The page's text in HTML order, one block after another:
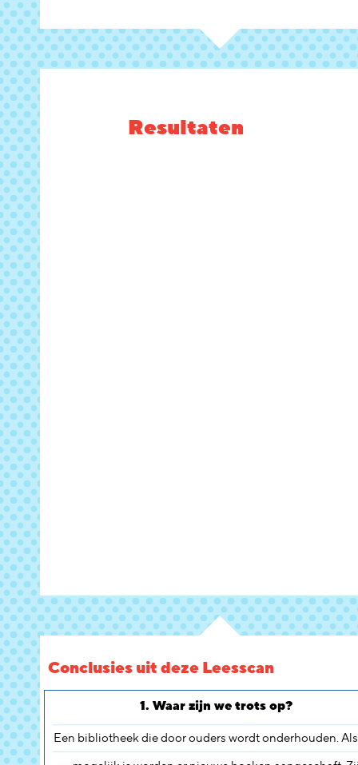
Resultaten
Conclusies uit deze Leesscan
1. Waar zijn we trots op?
Een bibliotheek die door ouders wordt onderhouden.